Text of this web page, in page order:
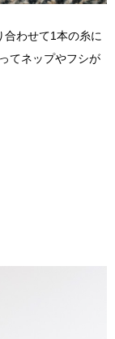
合わせて1本の糸に
てネップやフシが